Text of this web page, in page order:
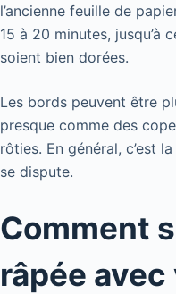
l’ancienne feuille de
15 à 20 minutes, jusqu’à
soient bien dorées.
Les bords peuvent être
presque comme des
rôties. En général, c’est
se dispute.
Comment
râpée avec